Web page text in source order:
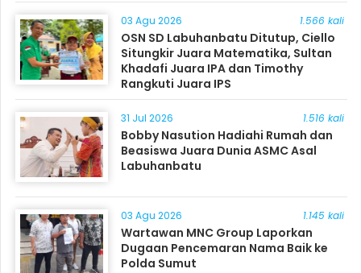
03 Agu 2026 1.566 kali
OSN SD Labuhanbatu Ditutup, Ciello
Situngkir Juara Matematika, Sultan
Khadafi Juara IPA dan Timothy
Rangkuti Juara IPS
31 Jul 2026 1.516 kali
Bobby Nasution Hadiahi Rumah dan
Beasiswa Juara Dunia ASMC Asal
Labuhanbatu
03 Agu 2026 1.145 kali
Wartawan MNC Group Laporkan
Dugaan Pencemaran Nama Baik ke
Polda Sumut